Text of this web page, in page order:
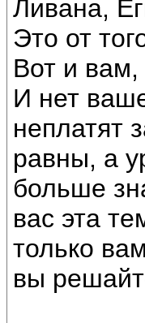
Ливана,
Это от
Вот и
И нет
неплатят
равны, а
больше
вас эта
только
вы